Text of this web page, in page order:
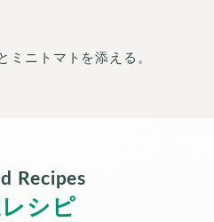
ミニトマトを添える。
Recipes
シピ